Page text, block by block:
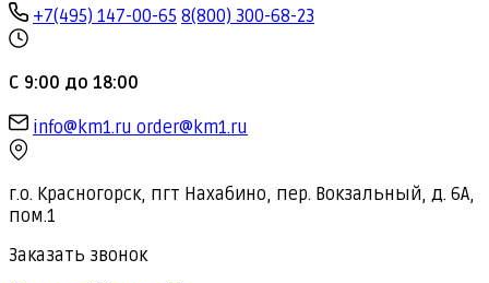
+7(495) 147-00-65 8(800) 300-68-23
С 9:00 до 18:00
info@km1.ru order@km1.ru
г.о. Красногорск, пгт Нахабино, пер. Вокзальный, д. 6А,
пом.1
Заказать звонок